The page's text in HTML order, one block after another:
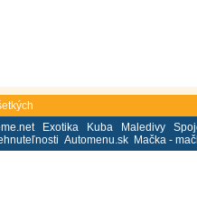
Exotika Kuba Maledivy
Automenu.sk Mačka -